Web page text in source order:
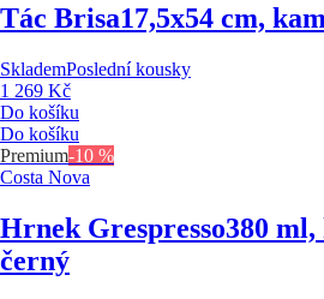
Tác Brisa17,5x54 cm,
SklademPoslední kousky
1 269 Kč
Do košíku
Do košíku
Premium-10 %
Costa Nova
Hrnek Grespresso380
černý